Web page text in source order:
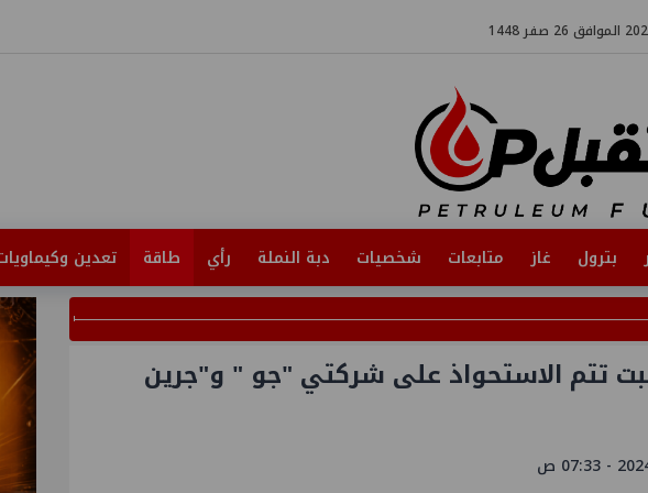
بترول غاز متابعات شخصيات دبة النملة رأي طاقة تعدين
تتم الاستحواذ على شركتي "جو " و"جرين